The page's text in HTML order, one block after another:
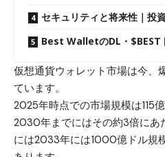
セキュリティと将来性｜投
Best WalletのDL・$BEST
仮想通貨ウォレット市場は今、
ています。
2025年時点での市場規模は115
2030年までにはその約3倍にあ
には2033年には1000億ドル規